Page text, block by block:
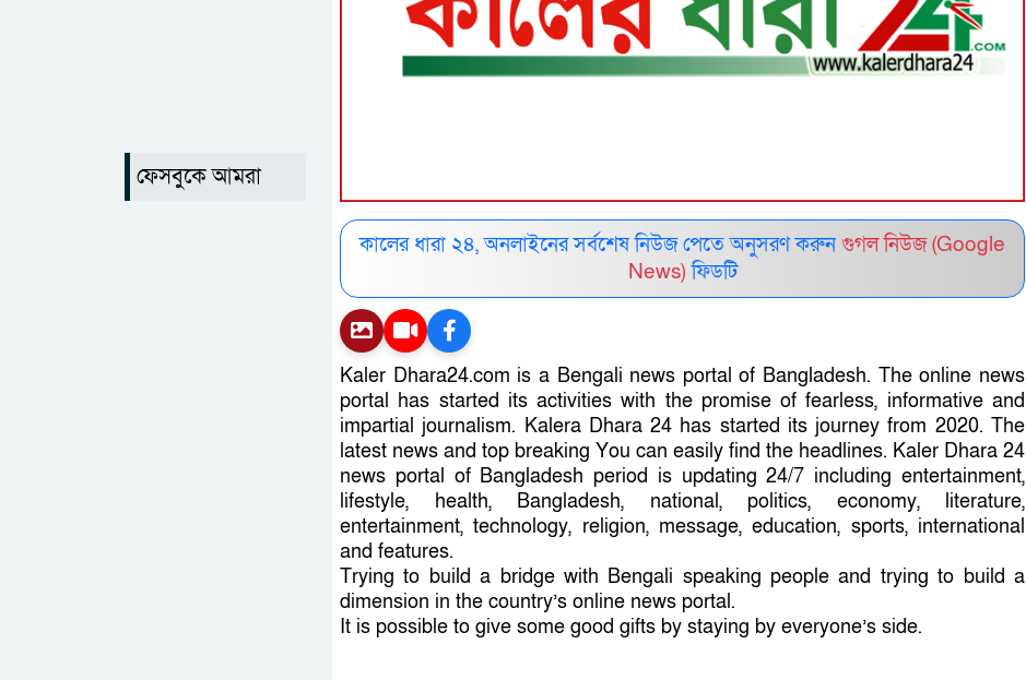
কালের ধারা ২৪, অনলাইনের সর্বশেষ নিউজ পেতে অনুসরণ করুনগুগল নিউজ (Google
News) ফিডটি
Kaler Dhara24.com is a Bengali news portal of Bangladesh. The online news
portal has started its activities with the promise of fearless, informative and
impartial journalism. Kalera Dhara 24 has started its journey from 2020. The
latest news and top breaking You can easily find the headlines. Kaler Dhara 24
news portal of Bangladesh period is updating 24/7 including entertainment,
lifestyle, health, Bangladesh, national, politics, economy, literature,
entertainment, technology, religion, message, education, sports, international
and features.
Trying to build a bridge with Bengali speaking people and trying to build a
dimension in the country’s online news portal.
It is possible to give some good gifts by staying by everyone’s side.
ফেসবুকে আমরা